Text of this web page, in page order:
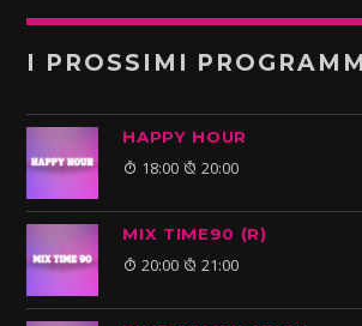
I PROSSIMI
HAPPY HOUR
18:00 20:00
MIX TIME90 (R)
20:00 21:00